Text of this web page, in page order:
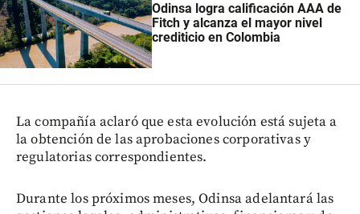
Odinsa logra calificación AAA de
Fitch y alcanza el mayor nivel
crediticio en Colombia
La compañía aclaró que esta evolución está sujeta a
la obtención de las aprobaciones corporativas y
regulatorias correspondientes.
Durante los próximos meses, Odinsa adelantará las